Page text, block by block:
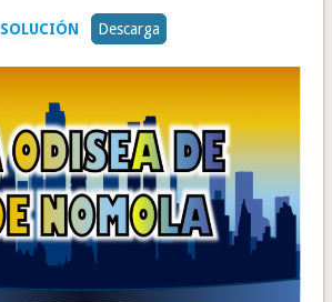
SOLUCIÓN Descarga